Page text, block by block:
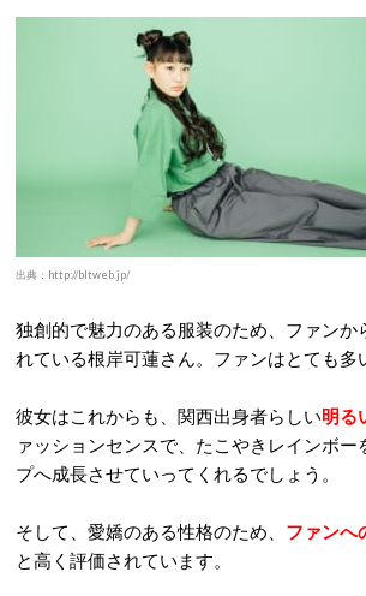
出典：http://bltweb.jp/
独創的で魅力のある服装のため、ファンか
れている根岸可蓮さん。ファンはとても多
彼女はこれからも、関西出身者らしい明る
ァッションセンスで、たこやきレインボー
プへ成長させていってくれるでしょう。
そして、愛嬌のある性格のため、 ファンへ
と高く評価されています。